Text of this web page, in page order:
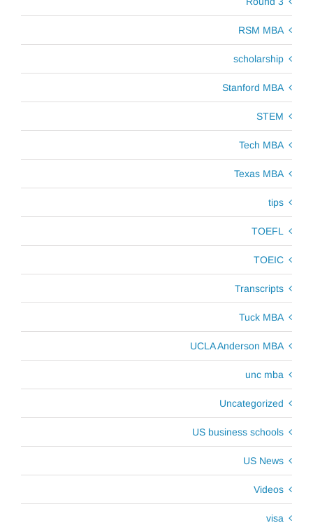
RSM MBA
scholarship
Stanford MBA
STEM
Tech MBA
Texas MBA
tips
TOEFL
TOEIC
Transcripts
Tuck MBA
UCLA Anderson MBA
unc mba
Uncategorized
US business schools
US News
Videos
visa